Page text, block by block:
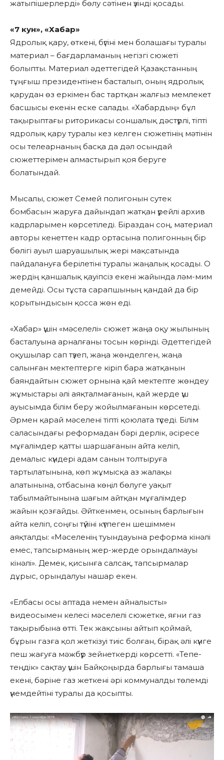
жатыпішерлерді» бөлу сәтінен үзінді қосады.
«7 кун», «Хабар»
Ядролық қару, өткені, бүгіні мен болашағы туралы
материал – бағдарламаның негізгі сюжеті
болыпты. Материал әдеттегідей Қазақстанның
тұңғыш президентінен басталып, оның ядролық
қарудан өз еркімен бас тартқан жалғыз мемлекет
басшысы екенін еске салады. «Хабардың» бұл
тақырыптағы риторикасы соншалық дәстүрлі, тіпті
ядролық қару туралы кез келген сюжетінің мәтінін
осы телеарнаның басқа да дәл осындай
сюжеттерімен алмастырып қоя беруге
болатындай.
Мысалы, сюжет Семей полигонын сутек
бомбасын жаруға дайындап жатқан үрейлі архив
кадрларымен көрсетіледі. Біраздан соң, материал
авторы кенеттен кадр ортасына полигонның бір
бөлігі ауыл шаруашылық жері мақсатында
пайдалануға берілетіні туралы жаңалық қосады. О
жердің қаншалық қауіпсіз екені жайында ләм-мим
демейді. Осы тұста сарапшының қандай да бір
қорытындысын қосса жөн еді.
«Хабар» үшін «мәселелі» сюжет жаңа оқу жылының
басталуына арналғаны тосын көрінді. Әдеттегідей
оқушылар сап түзеп, жаңа жөнделген, жаңа
салынған мектептерге кіріп бара жатқанын
баяндайтын сюжет орнына қай мектепте жөндеу
жұмыстары әлі аяқталмағанын, қай жерде үш
ауысымда білім беру жойылмағанын көрсетеді.
Әрмен қарай мәселені тіпті қоюлата түседі. Білім
саласындағы реформадан бәрі дерлік, әсіресе
мұғалімдер қатты шаршағанын айта келіп,
демалыс күндері адам санын толтыруға
тартылатынына, көп жұмысқа аз жалақы
алатынына, отбасына көңіл бөлуге уақыт
табылмайтынына шағым айтқан мұғалімдер
жайын қозғайды. Әйткенмен, осының барлығын
айта келіп, соңғы түйіні күтпеген шешіммен
аяқталды: «Мәселенің туындауына реформа кінәлі
емес, тапсырманың жер-жерде орындалмауы
кінәлі». Демек, қисынға салсақ, тапсырмалар
дұрыс, орындалуы нашар екен.
«Елбасы осы аптада немен айналысты»
видеосымен келесі мәселелі сюжетке, яғни газ
тақырыбына өтті. Тек жақсыны айтып қоймай,
бұрын газға қол жеткізуі тиіс болған, бірақ әлі күнге
пеш жағуға мәжбүр зейнеткерді көрсетті. «Тепе-
теңдік» сақтау үшін Байқоңырда барлығы тамаша
екені, бәріне газ жеткені әрі коммуналды төлемді
үнемдейтіні туралы да қосыпты.